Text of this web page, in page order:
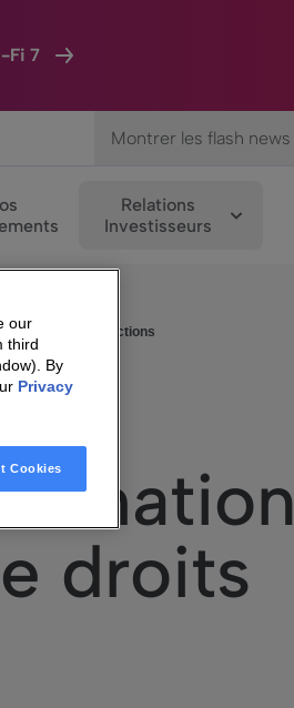
Fi 7
Montrer les flash news
Relations
Investisseurs
de vote et d'actions
droits
our
third
By
Privacy
Cookies